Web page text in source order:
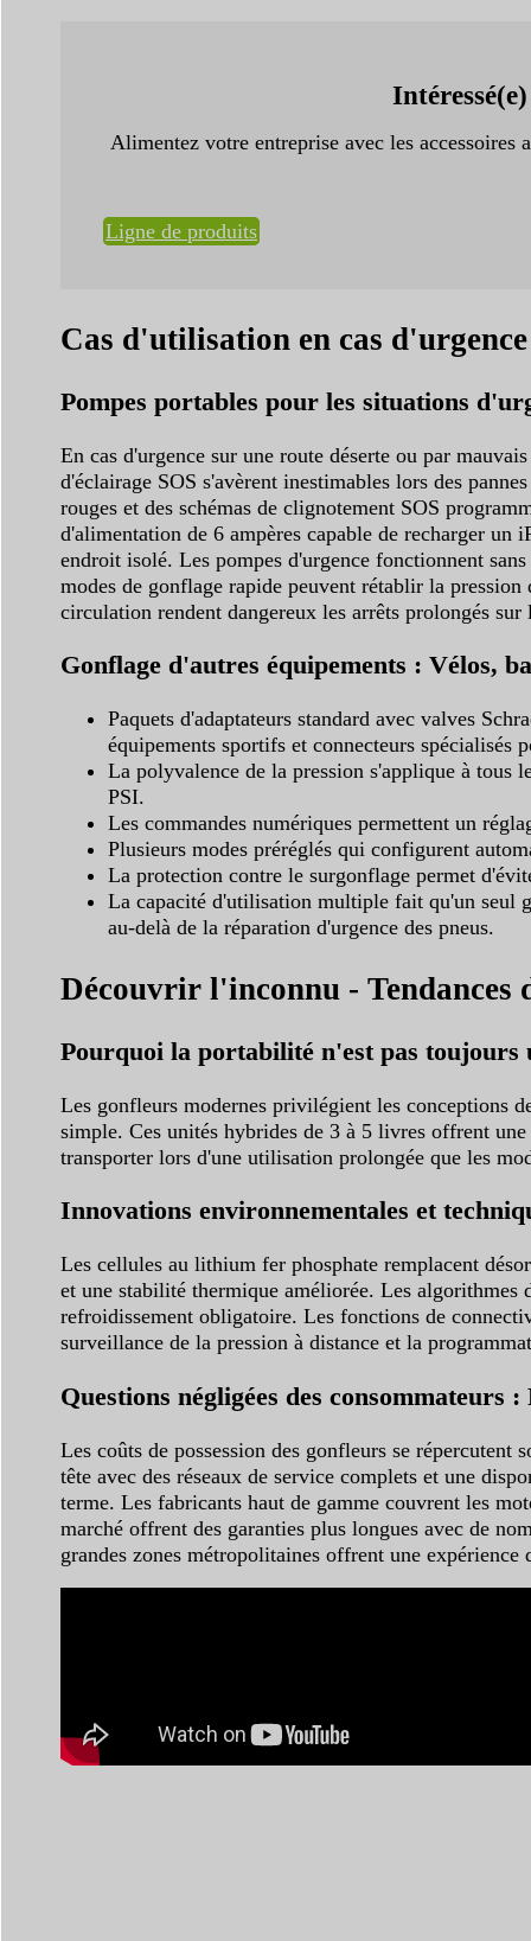
Alimentez votre entreprise avec les
Ligne de produits
Cas d'utilisation en cas
Pompes portables pour les situations
En cas d'urgence sur une route déserte ou par
d'éclairage SOS s'avèrent inestimables lors des
rouges et des schémas de clignotement SOS
d'alimentation de 6 ampères capable de recharger
endroit isolé. Les pompes d'urgence fonctionnent
modes de gonflage rapide peuvent rétablir la
circulation rendent dangereux les arrêts prolongés
Gonflage d'autres équipements : Vélos,
Paquets d'adaptateurs standard avec valves
équipements sportifs et connecteurs spécialisés
La polyvalence de la pression s'applique à tous
PSI.
Les commandes numériques permettent un
Plusieurs modes préréglés qui configurent
La protection contre le surgonflage permet
La capacité d'utilisation multiple fait qu'un seul
au-delà de la réparation d'urgence des pneus.
Découvrir l'inconnu - Tendances
Pourquoi la portabilité n'est pas toujours
Les gonfleurs modernes privilégient les conceptions
simple. Ces unités hybrides de 3 à 5 livres offrent
transporter lors d'une utilisation prolongée que les
Innovations environnementales et
Les cellules au lithium fer phosphate remplacent
et une stabilité thermique améliorée. Les algorithmes
refroidissement obligatoire. Les fonctions de
surveillance de la pression à distance et la
Questions négligées des
Les coûts de possession des gonfleurs se
tête avec des réseaux de service complets et une
terme. Les fabricants haut de gamme couvrent les
marché offrent des garanties plus longues avec de
grandes zones métropolitaines offrent une